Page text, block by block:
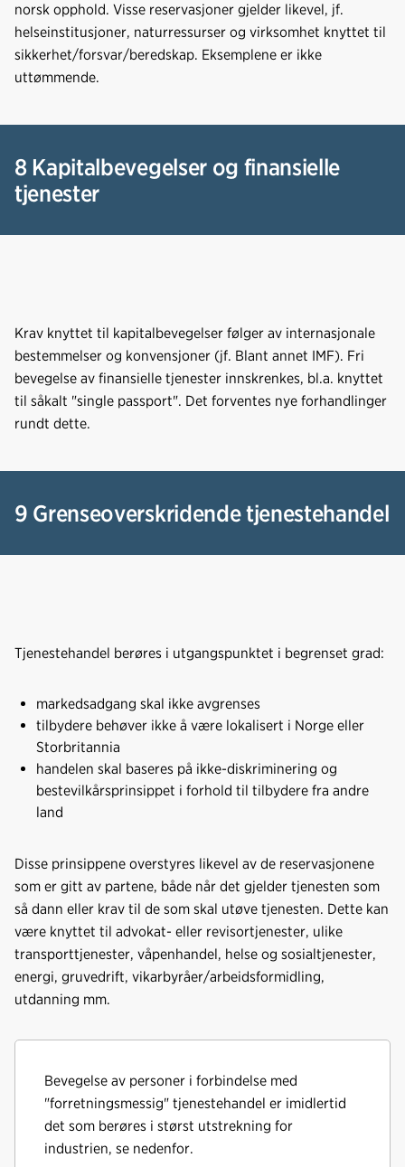
norsk opphold. Visse reservasjoner gjelder likevel, jf.
helseinstitusjoner, naturressurser og virksomhet knyttet til
sikkerhet/forsvar/beredskap. Eksemplene er ikke
uttømmende.
8 Kapitalbevegelser og finansielle
tjenester
Krav knyttet til kapitalbevegelser følger av internasjonale
bestemmelser og konvensjoner (jf. Blant annet IMF). Fri
bevegelse av finansielle tjenester innskrenkes, bl.a. knyttet
til såkalt "single passport". Det forventes nye forhandlinger
rundt dette.
9 Grenseoverskridende tjenestehandel
Tjenestehandel berøres i utgangspunktet i begrenset grad:
markedsadgang skal ikke avgrenses
tilbydere behøver ikke å være lokalisert i Norge eller
Storbritannia
handelen skal baseres på ikke-diskriminering og
bestevilkårsprinsippet i forhold til tilbydere fra andre
land
Disse prinsippene overstyres likevel av de reservasjonene
som er gitt av partene, både når det gjelder tjenesten som
så dann eller krav til de som skal utøve tjenesten. Dette kan
være knyttet til advokat- eller revisortjenester, ulike
transporttjenester, våpenhandel, helse og sosialtjenester,
energi, gruvedrift, vikarbyråer/arbeidsformidling,
utdanning mm.
Bevegelse av personer i forbindelse med
"forretningsmessig" tjenestehandel er imidlertid
det som berøres i størst utstrekning for
industrien, se nedenfor.